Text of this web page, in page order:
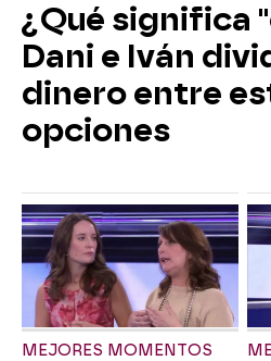
¿Qué significa
Dani e Iván
dinero entre
opciones
MEJORES MOMENTOS